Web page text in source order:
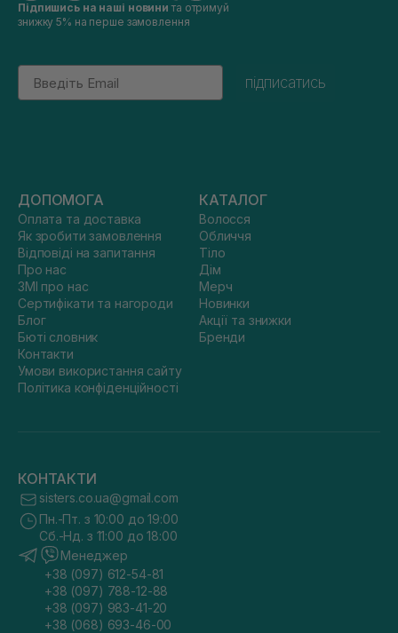
Підпишись на наші новини та отримуй
знижку 5% на перше замовлення
Email
підписатись
ДОПОМОГА
Оплата та доставка
Як зробити замовлення
Відповіді на запитання
Про нас
ЗМІ про нас
Сертифікати та нагороди
Блог
Бюті словник
Контакти
Умови використання сайту
Політика конфіденційності
КАТАЛОГ
Волосся
Обличчя
Тіло
Дім
Мерч
Новинки
Акції та знижки
Бренди
КОНТАКТИ
sisters.co.ua@gmail.com
Пн.-Пт. з 10:00 до 19:00
Сб.-Нд. з 11:00 до 18:00
Менеджер
+38 (097) 612-54-81
+38 (097) 788-12-88
+38 (097) 983-41-20
+38 (068) 693-46-00